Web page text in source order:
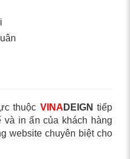
thuộc VINA DEIGN tiếp
và in ấn của khách hàng
website chuyên biệt cho